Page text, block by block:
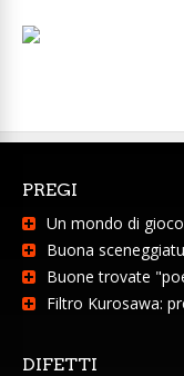
PREGI
Un mondo di
Buona
Buone trovate
Filtro Kurosawa:
DIFETTI